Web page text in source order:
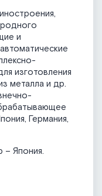
и
изготовления
металла и др.
Германия,
– Япония.